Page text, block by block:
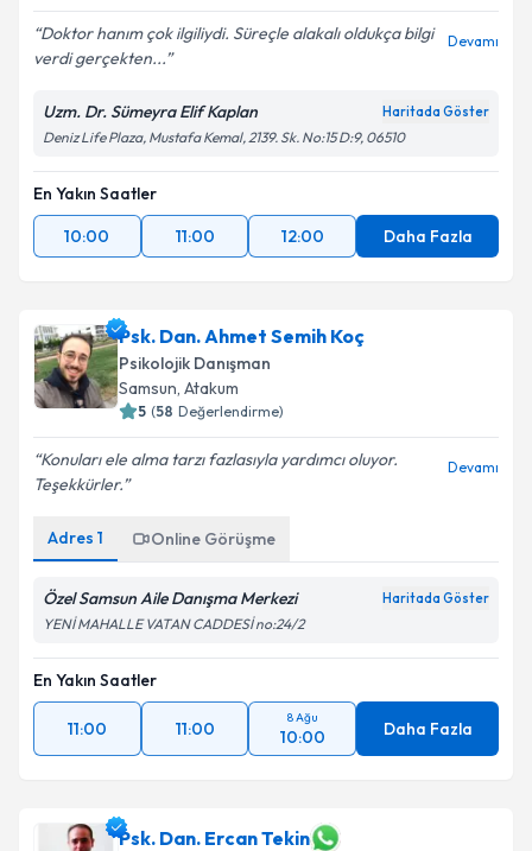
Doktor hanım çok ilgiliydi. Süreçle alakalı oldukça bilgi
verdi gerçekten...
Devamı
Uzm. Dr. Sümeyra Elif Kaplan Haritada Göster
Deniz Life Plaza, Mustafa Kemal, 2139. Sk. No:15 D:9, 06510
En Yakın Saatler
10:00
11:00 12:00 Daha Fazla
Psk. Dan. Ahmet Semih Koç
Psikolojik Danışman
Samsun, Atakum
5 (58 Değerlendirme)
Konuları ele alma tarzı fazlasıyla yardımcı oluyor.
Teşekkürler.
Devamı
Adres 1 Online Görüşme
Özel Samsun Aile Danışma Merkezi Haritada Göster
YENİ MAHALLE VATAN CADDESİ no:24/2
En Yakın Saatler
11:00 11:00
8 Ağu
10:00 Daha Fazla
Psk. Dan. Ercan Tekin